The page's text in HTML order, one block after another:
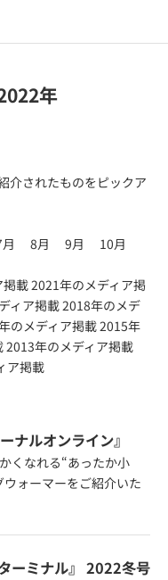
年
介されたものをピックア
8月 9月
10月
掲載2021年のメディア掲
ィア掲載2018年のメデ
のメディア掲載2015年
2013年のメディア掲載
ア掲載
ナルオンライン』
くなれる“あったか小
ォーマーをご紹介いた
ーミナル』 2022冬号